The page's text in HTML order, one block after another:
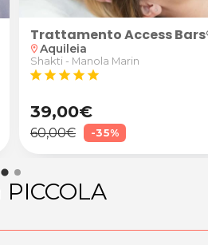
per il ripristino del
Trattamento Access
location_on Aquileia
Shakti - Manola Marin
star star star star star
39,00€
60,00€ -35%